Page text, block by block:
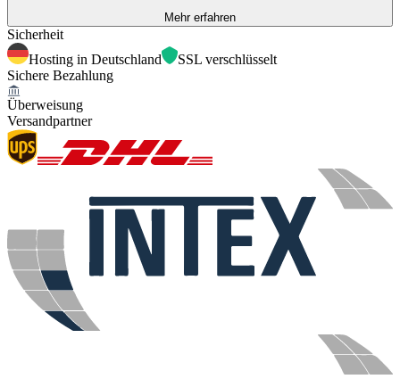
Mehr erfahren
Sicherheit
Hosting in Deutschland
SSL verschlüsselt
Sichere Bezahlung
Überweisung
Versandpartner